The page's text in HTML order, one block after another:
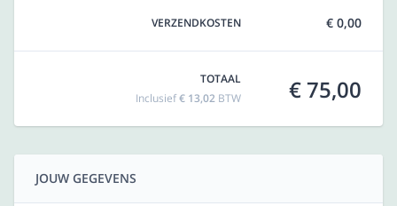
VERZENDKOSTEN € 0,00
TOTAAL
Inclusief€ 13,02 BTW € 75,00
JOUW GEGEVENS